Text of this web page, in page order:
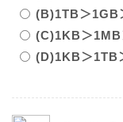
(B)1TB＞
(C)1KB＞
(D)1KB＞1TB